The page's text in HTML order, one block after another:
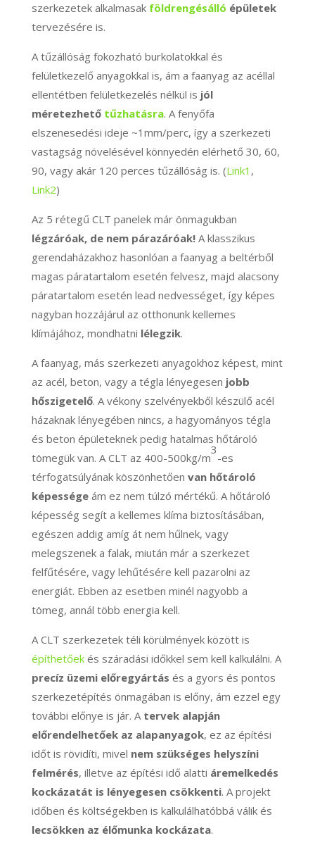
szerkezetek alkalmasak földrengésálló épületek
tervezésére is.
A tűzállóság fokozható burkolatokkal és
felületkezelő anyagokkal is, ám a faanyag az acéllal
ellentétben felületkezelés nélkül is jól
méretezhető tűzhatásra. A fenyőfa
elszenesedési ideje ~1mm/perc, így a szerkezeti
vastagság növelésével könnyedén elérhető 30, 60,
90, vagy akár 120 perces tűzállóság is. (Link1 ,
Link2)
Az 5 rétegű CLT panelek már önmagukban
légzáróak, de nem párazáróak!A klasszikus
gerendaházakhoz hasonlóan a faanyag a beltérből
magas páratartalom esetén felvesz, majd alacsony
páratartalom esetén lead nedvességet, így képes
nagyban hozzájárul az otthonunk kellemes
klímájához, mondhatni lélegzik.
A faanyag, más szerkezeti anyagokhoz képest, mint
az acél, beton, vagy a tégla lényegesen jobb
hőszigetelő. A vékony szelvényekből készülő acél
házaknak lényegében nincs, a hagyományos tégla
és beton épületeknek pedig hatalmas hőtároló
tömegük van. A CLT az 400-500kg/m
3
-es
térfogatsúlyának köszönhetően van hőtároló
képességeám ez nem túlzó mértékű. A hőtároló
képesség segít a kellemes klíma biztosításában,
egészen addig amíg át nem hűlnek, vagy
melegszenek a falak, miután már a szerkezet
felfűtésére, vagy lehűtésére kell pazarolni az
energiát. Ebben az esetben minél nagyobb a
tömeg, annál több energia kell.
A CLT szerkezetek téli körülmények között is
építhetőekés száradási időkkel sem kell kalkulálni. A
precíz üzemi előregyártás és a gyors és pontos
szerkezetépítés önmagában is előny, ám ezzel egy
további előnye is jár. A tervek alapján
előrendelhetőek az alapanyagok, ez az építési
időt is rövidíti, mivel nem szükséges helyszíni
felmérés, illetve az építési idő alatti áremelkedés
kockázatát is lényegesen csökkenti. A projekt
időben és költségekben is kalkulálhatóbbá válik és
lecsökken az élőmunka kockázata.